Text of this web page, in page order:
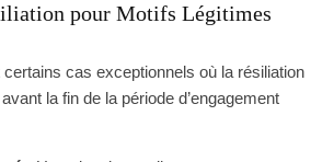
pour Motifs Légitimes
cas exceptionnels où la résiliation
la fin de la période d’engagement